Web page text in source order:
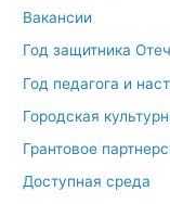
Вакансии
Год защитника
Год педагога и
Городская
Грантовое
Доступная среда